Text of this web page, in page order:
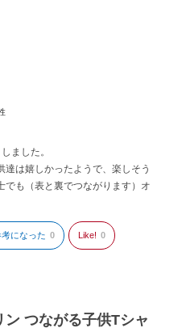
ました。
は嬉しかったようで、楽しそう
でも（表と裏でつながります）オ
考になった 0 Like! 0
ン つながる子供Tシャ